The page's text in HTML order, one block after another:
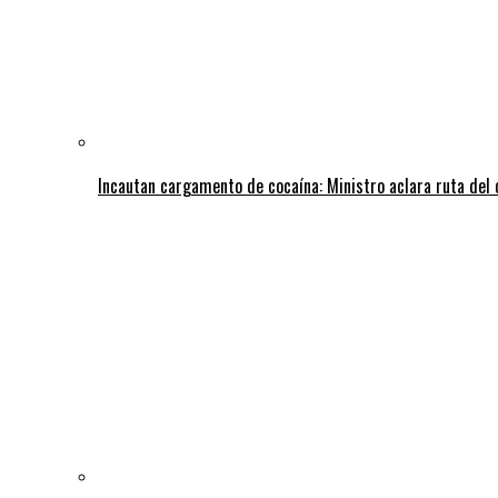
Incautan cargamento de cocaína: Ministro aclara ruta del